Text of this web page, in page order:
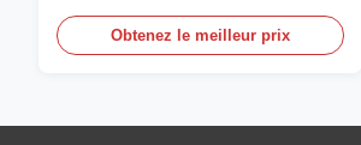
LED
Obtenez le meilleur prix